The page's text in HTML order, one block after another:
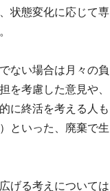
状態変化に応じて専
ない場合は月々の負
を考慮した意見や、
に終活を考える人も
といった、廃棄で生
げる考えについては